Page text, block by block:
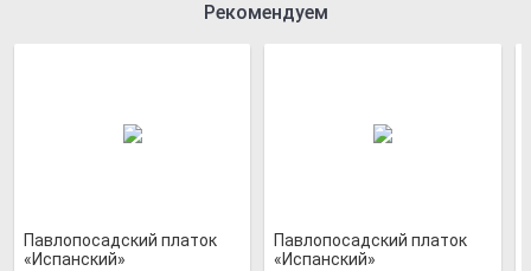
Рекомендуем
Павлопосадский платок
«Испанский»
Павлопосадский платок
«Испанский»